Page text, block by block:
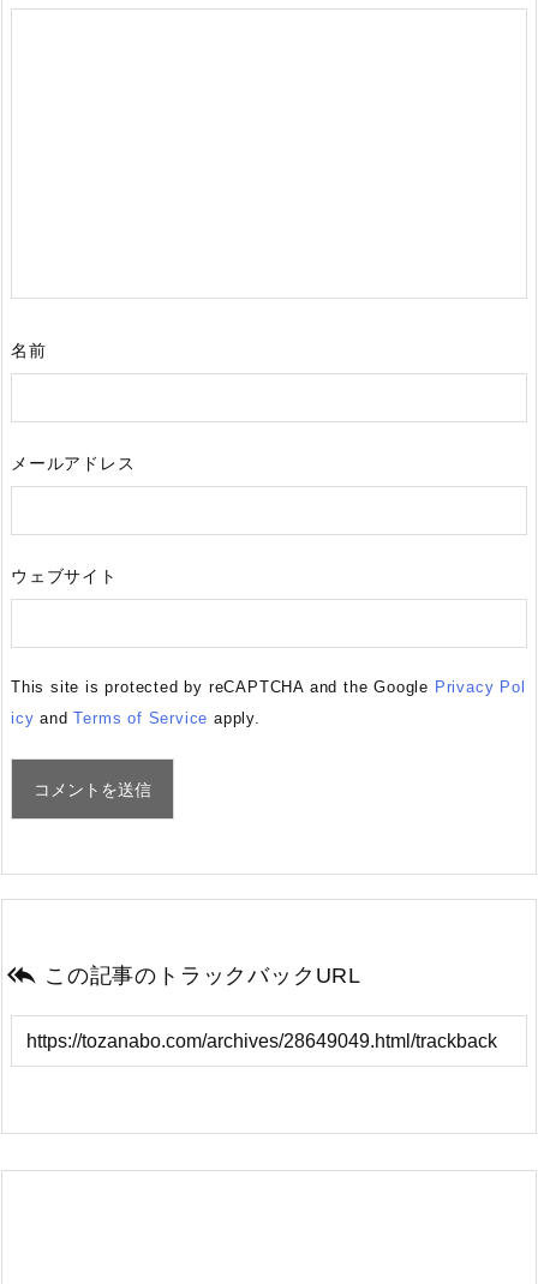
名前
メールアドレス
ウェブサイト
This site is protected by reCAPTCHA and the Google Privacy Pol
icy andTerms of Service apply.
 この記事のトラックバックURL